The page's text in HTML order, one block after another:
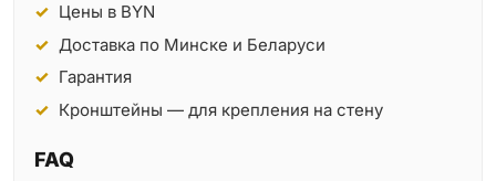
Цены в BYN
Доставка по Минске и Беларуси
Гарантия
Кронштейны — для крепления на стену
FAQ